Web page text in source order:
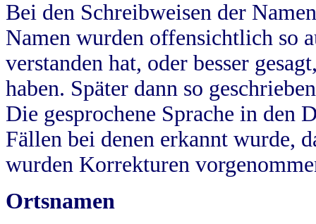
Bei den Schreibweisen der
Namen wurden offensichtlich so
verstanden hat, oder besser
haben. Später dann so
Die gesprochene Sprache in
Fällen bei denen erkannt wurde,
wurden Korrekturen
Ortsnamen